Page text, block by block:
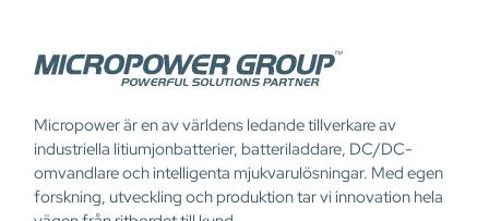
Micropower är en av världens ledande tillverkare av
industriella litiumjonbatterier, batteriladdare, DC/DC-
omvandlare och intelligenta mjukvarulösningar. Med egen
forskning, utveckling och produktion tar vi innovation hela